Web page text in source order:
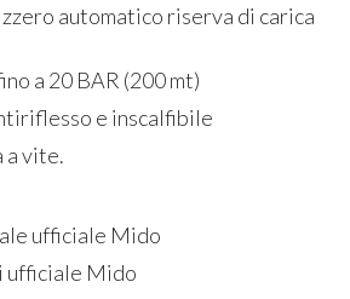
automatico riserva di carica
a 20 BAR (200 mt)
e inscalfibile
a vite.
ufficiale Mido
ufficiale Mido